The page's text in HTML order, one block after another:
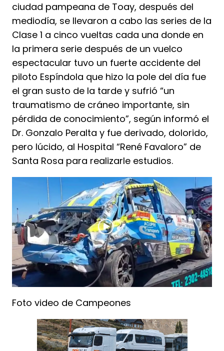
ciudad pampeana de Toay, después del
mediodía, se llevaron a cabo las series de la
Clase 1 a cinco vueltas cada una donde en
la primera serie después de un vuelco
espectacular tuvo un fuerte accidente del
piloto Espíndola que hizo la pole del día fue
el gran susto de la tarde y sufrió “un
traumatismo de cráneo importante, sin
pérdida de conocimiento”, según informó el
Dr. Gonzalo Peralta y fue derivado, dolorido,
pero lúcido, al Hospital “René Favaloro” de
Santa Rosa para realizarle estudios.
Foto video de Campeones